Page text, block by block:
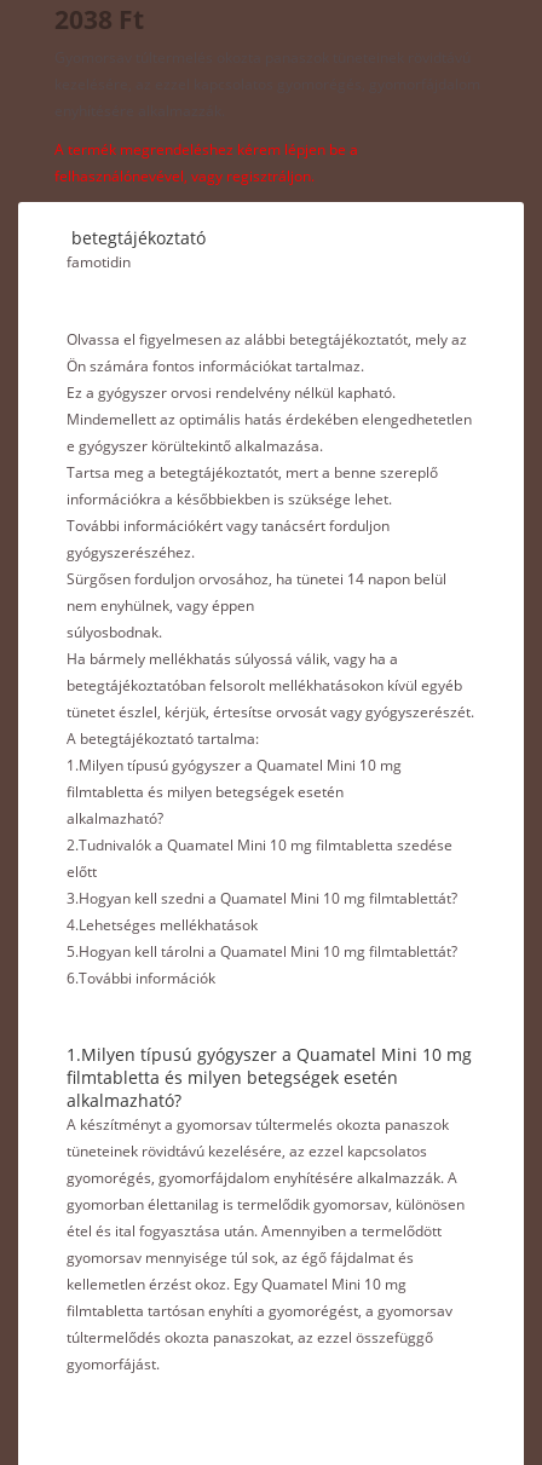
2038 Ft
A termék megrendeléshez kérem lépjen be a
felhasználónevével, vagy regisztráljon.
betegtájékoztató
famotidin
Olvassa el figyelmesen az alábbi betegtájékoztatót, mely az
Ön számára fontos információkat tartalmaz.
Ez a gyógyszer orvosi rendelvény nélkül kapható.
Mindemellett az optimális hatás érdekében elengedhetetlen
e gyógyszer körültekintő alkalmazása.
Tartsa meg a betegtájékoztatót, mert a benne szereplő
információkra a későbbiekben is szüksége lehet.
További információkért vagy tanácsért forduljon
gyógyszerészéhez.
Sürgősen forduljon orvosához, ha tünetei 14 napon belül
nem enyhülnek, vagy éppen
súlyosbodnak.
Ha bármely mellékhatás súlyossá válik, vagy ha a
betegtájékoztatóban felsorolt mellékhatásokon kívül egyéb
tünetet észlel, kérjük, értesítse orvosát vagy gyógyszerészét.
A betegtájékoztató tartalma:
1.Milyen típusú gyógyszer a Quamatel Mini 10 mg
filmtabletta és milyen betegségek esetén
alkalmazható?
2.Tudnivalók a Quamatel Mini 10 mg filmtabletta szedése
előtt
3.Hogyan kell szedni a Quamatel Mini 10 mg filmtablettát?
4.Lehetséges mellékhatások
5.Hogyan kell tárolni a Quamatel Mini 10 mg filmtablettát?
6.További információk
1.Milyen típusú gyógyszer a Quamatel Mini 10 mg
filmtabletta és milyen betegségek esetén
alkalmazható?
A készítményt a gyomorsav túltermelés okozta panaszok
tüneteinek rövidtávú kezelésére, az ezzel kapcsolatos
gyomorégés, gyomorfájdalom enyhítésére alkalmazzák. A
gyomorban élettanilag is termelődik gyomorsav, különösen
étel és ital fogyasztása után. Amennyiben a termelődött
gyomorsav mennyisége túl sok, az égő fájdalmat és
kellemetlen érzést okoz. Egy Quamatel Mini 10 mg
filmtabletta tartósan enyhíti a gyomorégést, a gyomorsav
túltermelődés okozta panaszokat, az ezzel összefüggő
gyomorfájást.